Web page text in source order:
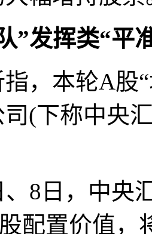
”发挥类“平
本轮A股“
(下称中央
日，中央汇
配置价值，